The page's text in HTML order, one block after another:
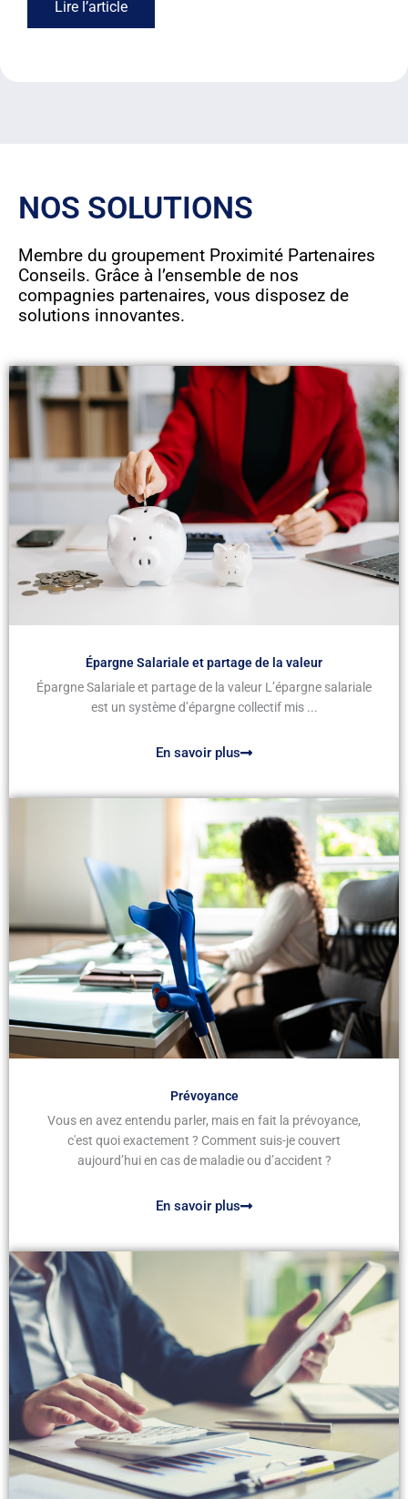
Lire l’article
NOS SOLUTIONS
Membre du groupement Proximité Partenaires
Conseils. Grâce à l’ensemble de nos
compagnies partenaires, vous disposez de
solutions innovantes.
Épargne Salariale et partage de la valeur
Épargne Salariale et partage de la valeur L’épargne salariale
est un système d’épargne collectif mis ...
En savoir plus
Prévoyance
Vous en avez entendu parler, mais en fait la prévoyance,
c'est quoi exactement ? Comment suis-je couvert
aujourd’hui en cas de maladie ou d’accident ?
En savoir plus